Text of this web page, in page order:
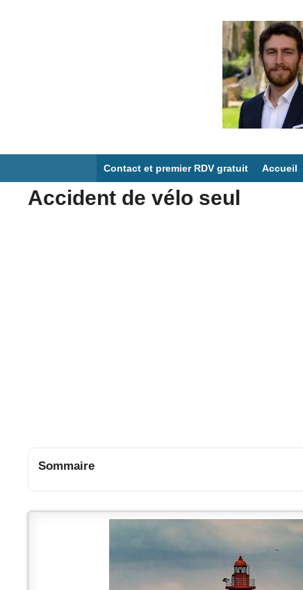
Contact et premier RDV gratuit Accueil
Accident de vélo seul
Sommaire